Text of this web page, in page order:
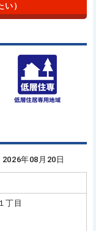
）
年08月20日
丁目